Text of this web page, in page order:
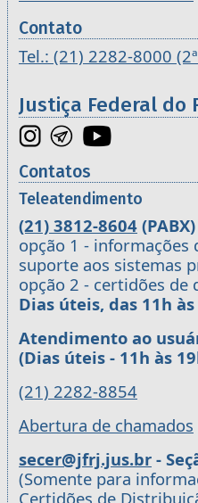
Contato
Tel.: (21) 2282-8000
Justiça Federal do
Contatos
Teleatendimento
(21) 3812-8604 (PABX)
opção 1 - informações
suporte aos sistemas
opção 2 - certidões de
Dias úteis, das 11h
Atendimento ao
(Dias úteis - 11h às
(21) 2282-8854
Abertura de chamados
secer@jfrj.jus.br -
(Somente para
Certidões de